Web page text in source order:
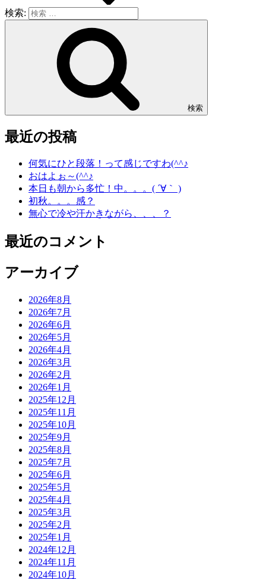
検索:
検索
最近の投稿
何気にひと段落！って感じですわ(^^♪
おはよぉ～(^^♪
本日も朝から多忙！中。。。( ´∀｀ )
初秋。。。感？
無心で冷や汗かきながら、、、？
最近のコメント
アーカイブ
2026年8月
2026年7月
2026年6月
2026年5月
2026年4月
2026年3月
2026年2月
2026年1月
2025年12月
2025年11月
2025年10月
2025年9月
2025年8月
2025年7月
2025年6月
2025年5月
2025年4月
2025年3月
2025年2月
2025年1月
2024年12月
2024年11月
2024年10月